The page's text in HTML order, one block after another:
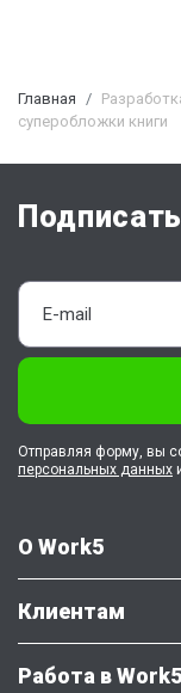
Главная
суперобложки книги
О Work5
Клиентам
Работа в Work5
Отправляя форму, вы
персональных данных